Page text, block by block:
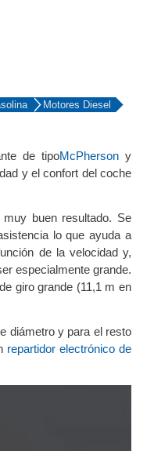
Motores Diesel
de tipoMcPherson y
y el confort del coche
buen resultado. Se
lo que ayuda a
de la velocidad y,
especialmente grande.
giro grande (11,1 m en
diámetro y para el resto
repartidor electrónico de